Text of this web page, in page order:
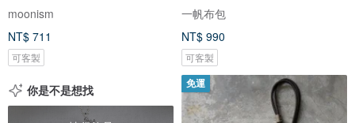
moonism
NT$ 711
可客製
一帆布包
NT$ 990
可客製
你是不是想找 免運